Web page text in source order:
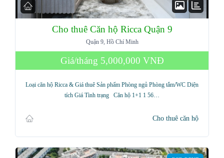
Cho thuê Căn hộ Ricca Quận 9
Quận 9, Hồ Chí Minh
Giá/tháng 5,000,000 VNĐ
Loại căn hộ Ricca & Giá thuê Sản phẩm Phòng ngủ Phòng tắm/WC Diện
tích Giá Tình trạng Căn hộ 1+1 1 56…
Cho thuê căn hộ